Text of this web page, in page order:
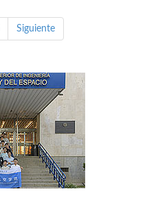
Siguiente